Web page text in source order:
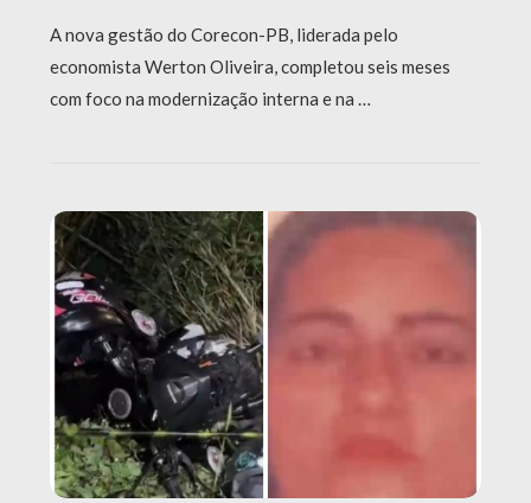
A nova gestão do Corecon-PB, liderada pelo
economista Werton Oliveira, completou seis meses
com foco na modernização interna e na …